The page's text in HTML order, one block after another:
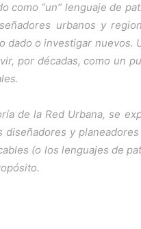
como “un” lenguaje de
urbanos y
dado o investigar nuevos.
por décadas, como un
de la Red Urbana, se
y
(o los lenguajes de